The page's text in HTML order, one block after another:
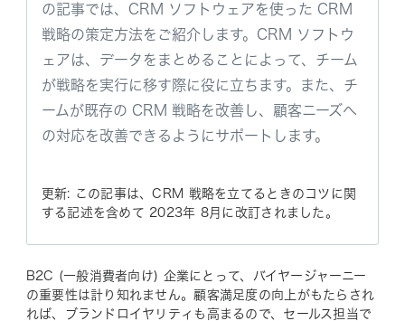
の記事では、CRM ソフトウェアを使った CRM
戦略の策定方法をご紹介します。CRM ソフトウ
ェアは、データをまとめることによって、チーム
が戦略を実行に移す際に役に立ちます。また、チ
ームが既存の CRM 戦略を改善し、顧客ニーズへ
の対応を改善できるようにサポートします。
更新: この記事は、CRM 戦略を立てるときのコツに関
する記述を含めて 2023年 8月に改訂されました。
B2C (一般消費者向け) 企業にとって、バイヤージャーニー
の重要性は計り知れません。顧客満足度の向上がもたらされ
れば、ブランドロイヤリティも高まるので、セールス担当で